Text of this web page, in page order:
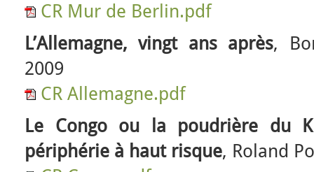
CR Mur de Berlin.pdf
L’Allemagne, vingt ans après,
2009
CR Allemagne.pdf
Le Congo ou la poudrière du
périphérie à haut risque, Roland